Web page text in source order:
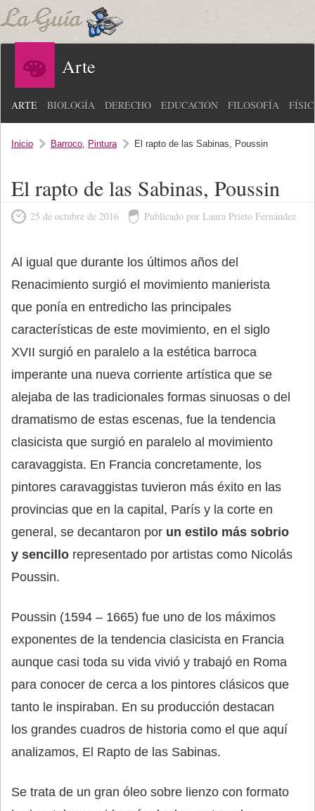
Arte
ARTE BIOLOGÍA DERECHO EDUCACIÓN FILOSOFÍA
Inicio Barroco, Pintura El rapto de las Sabinas, Poussin
El rapto de las Sabinas, Poussin
25 de octubre de 2016 Publicado por Laura Prieto Fernández
Al igual que durante los últimos años del
Renacimiento surgió el movimiento manierista
que ponía en entredicho las principales
características de este movimiento, en el siglo
XVII surgió en paralelo a la estética barroca
imperante una nueva corriente artística que se
alejaba de las tradicionales formas sinuosas o del
dramatismo de estas escenas, fue la tendencia
clasicista que surgió en paralelo al movimiento
caravaggista. En Francia concretamente, los
pintores caravaggistas tuvieron más éxito en las
provincias que en la capital, París y la corte en
general, se decantaron por un estilo más sobrio
y sencillo representado por artistas como Nicolás
Poussin.
Poussin (1594 – 1665) fue uno de los máximos
exponentes de la tendencia clasicista en Francia
aunque casi toda su vida vivió y trabajó en Roma
para conocer de cerca a los pintores clásicos que
tanto le inspiraban. En su producción destacan
los grandes cuadros de historia como el que aquí
analizamos, El Rapto de las Sabinas.
Se trata de un gran óleo sobre lienzo con formato